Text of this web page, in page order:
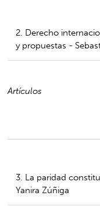
2. Derecho
y propuestas -
Artículos
3. La paridad
Yanira Zúñiga